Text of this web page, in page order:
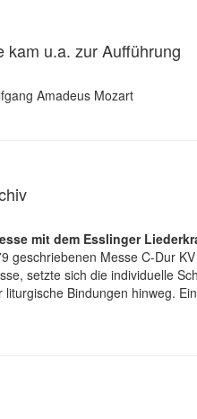
u.a. zur Aufführung
Amadeus Mozart
mit dem Esslinger
geschriebenen Messe C-Dur
setzte sich die individuelle
liturgische Bindungen hinweg.